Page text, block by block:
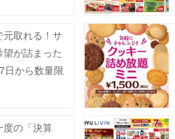
元取れる！サ
が詰まった
日から数量限
度の「決算